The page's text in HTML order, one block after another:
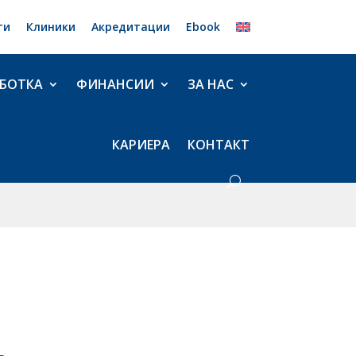
Клиники Акредитации Ebook
ФИНАНСИИ ЗА НАС
КАРИЕРА КОНТАКТ